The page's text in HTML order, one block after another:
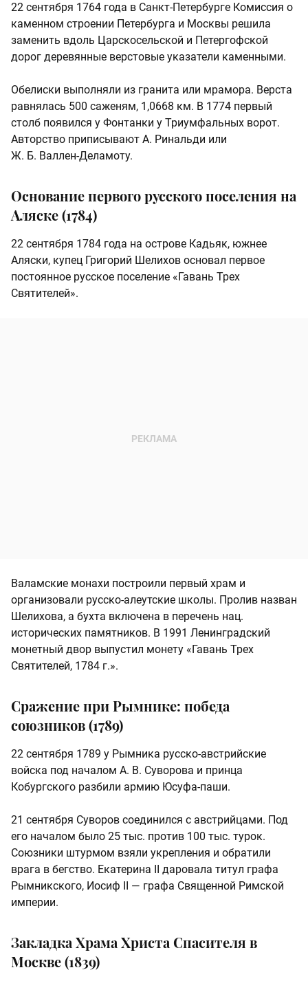
22 сентября 1764 года в Санкт-Петербурге Комиссия о
каменном строении Петербурга и Москвы решила
заменить вдоль Царскосельской и Петергофской
дорог деревянные верстовые указатели каменными.
Обелиски выполняли из гранита или мрамора. Верста
равнялась 500 саженям, 1,0668 км. В 1774 первый
столб появился у Фонтанки у Триумфальных ворот.
Авторство приписывают А. Ринальди или
Ж. Б. Валлен-Деламоту.
Основание первого русского поселения на
Аляске (1784)
22 сентября 1784 года на острове Кадьяк, южнее
Аляски, купец Григорий Шелихов основал первое
постоянное русское поселение «Гавань Трех
Святителей».
Валамские монахи построили первый храм и
организовали русско-алеутские школы. Пролив назван
Шелихова, а бухта включена в перечень нац.
исторических памятников. В 1991 Ленинградский
монетный двор выпустил монету «Гавань Трех
Святителей, 1784 г.».
Сражение при Рымнике: победа
союзников (1789)
22 сентября 1789 у Рымника русско-австрийские
войска под началом А. В. Суворова и принца
Кобургского разбили армию Юсуфа-паши.
21 сентября Суворов соединился с австрийцами. Под
его началом было 25 тыс. против 100 тыс. турок.
Союзники штурмом взяли укрепления и обратили
врага в бегство. Екатерина II даровала титул графа
Рымникского, Иосиф II — графа Священной Римской
империи.
Закладка Храма Христа Спасителя в
Москве (1839)